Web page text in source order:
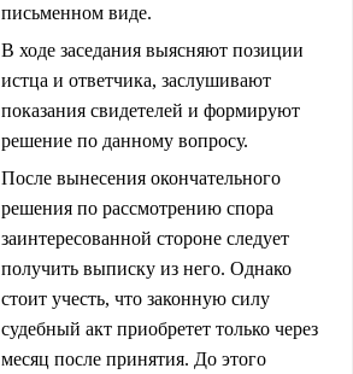
письменном виде.
В ходе заседания выясняют позиции
истца и ответчика, заслушивают
показания свидетелей и формируют
решение по данному вопросу.
После вынесения окончательного
решения по рассмотрению спора
заинтересованной стороне следует
получить выписку из него. Однако
стоит учесть, что законную силу
судебный акт приобретет только через
месяц после принятия. До этого